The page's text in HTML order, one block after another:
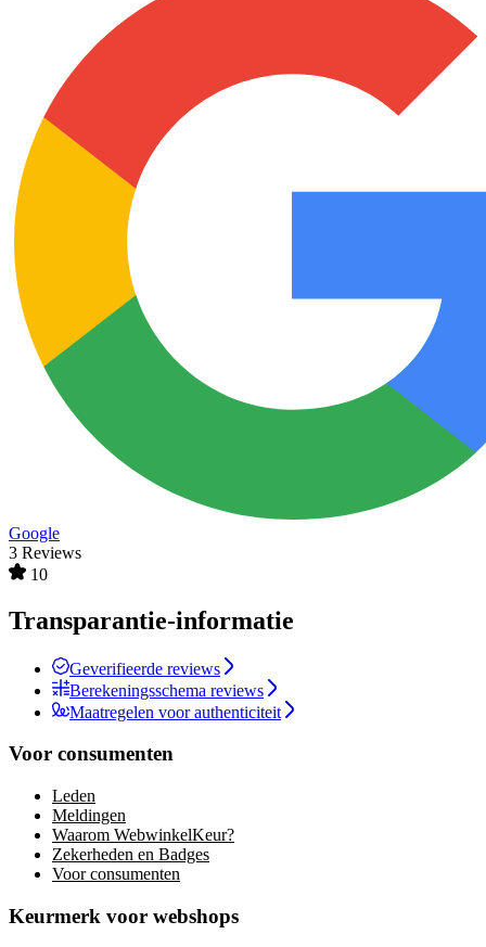
Google
3 Reviews
10
Transparantie-informatie
Geverifieerde reviews
Berekeningsschema reviews
Maatregelen voor authenticiteit
Voor consumenten
Leden
Meldingen
Waarom WebwinkelKeur?
Zekerheden en Badges
Voor consumenten
Keurmerk voor webshops